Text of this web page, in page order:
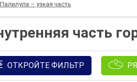
Палилула – узкая часть
часть
ОТКРОЙТЕ ФИЛЬТР